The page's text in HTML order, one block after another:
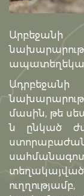
մասին, թե
ն ընկած